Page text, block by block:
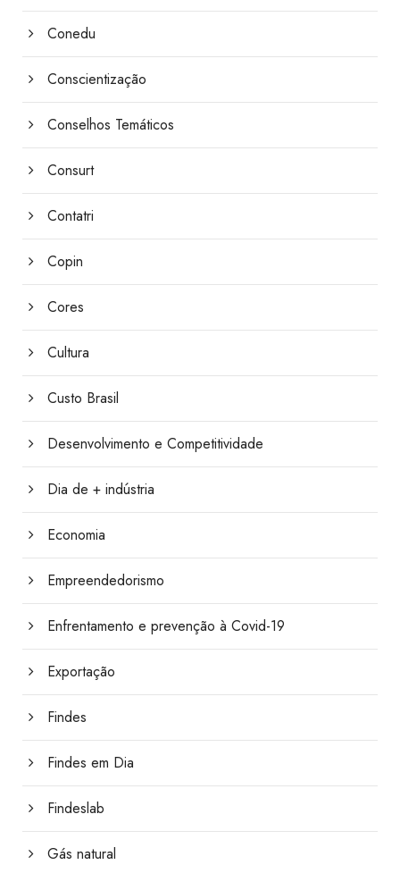
Conedu
Conscientização
Conselhos Temáticos
Consurt
Contatri
Copin
Cores
Cultura
Custo Brasil
Desenvolvimento e Competitividade
Dia de + indústria
Economia
Empreendedorismo
Enfrentamento e prevenção à Covid-19
Exportação
Findes
Findes em Dia
Findeslab
Gás natural